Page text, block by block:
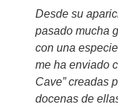
Desde su
pasado mucha
con una
me ha enviado
Cave” creadas
docenas de